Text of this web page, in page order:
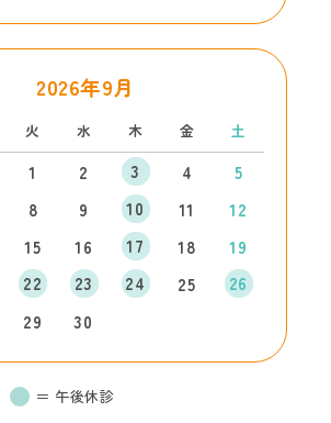
2026年9月
火 水 木 金 土
1 2 3 4
5
8 9 10 11
12
15 16 17 18
19
22 23 24 25
26
29 30
＝ 午後休診